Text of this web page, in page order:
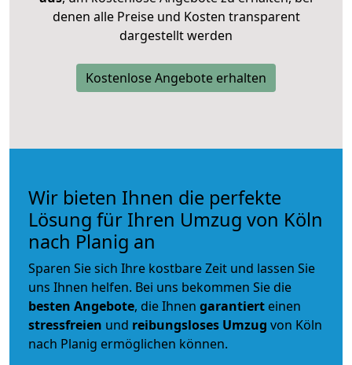
denen alle Preise und Kosten transparent
dargestellt werden
Kostenlose Angebote erhalten
Wir bieten Ihnen die perfekte
Lösung für Ihren Umzug von Köln
nach Planig an
Sparen Sie sich Ihre kostbare Zeit und lassen Sie
uns Ihnen helfen. Bei uns bekommen Sie die
besten Angebote, die Ihnen garantiert einen
stressfreien und reibungsloses Umzug von Köln
nach Planig ermöglichen können.